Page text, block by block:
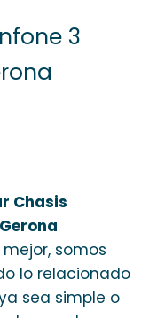
3
Chasis
somos
lo relacionado
sea simple o